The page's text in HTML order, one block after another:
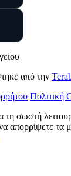
από την
Πολιτική
σωστή
απορρίψετε τα